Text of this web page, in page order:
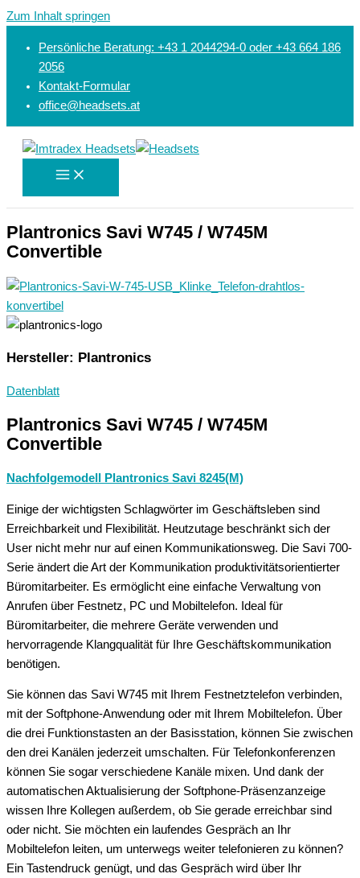
Zum Inhalt springen
Persönliche Beratung: +43 1 2044294-0 oder +43 664 186
2056
Kontakt-Formular
office@headsets.at
Plantronics Savi W745 / W745M
Convertible
Hersteller: Plantronics
Datenblatt
Plantronics Savi W745 / W745M
Convertible
Nachfolgemodell Plantronics Savi 8245(M)
Einige der wichtigsten Schlagwörter im Geschäftsleben sind
Erreichbarkeit und Flexibilität. Heutzutage beschränkt sich der
User nicht mehr nur auf einen Kommunikationsweg. Die Savi 700-
Serie ändert die Art der Kommunikation produktivitätsorientierter
Büromitarbeiter. Es ermöglicht eine einfache Verwaltung von
Anrufen über Festnetz, PC und Mobiltelefon. Ideal für
Büromitarbeiter, die mehrere Geräte verwenden und
hervorragende Klangqualität für Ihre Geschäftskommunikation
benötigen.
Sie können das Savi W745 mit Ihrem Festnetztelefon verbinden,
mit der Softphone-Anwendung oder mit Ihrem Mobiltelefon. Über
die drei Funktionstasten an der Basisstation, können Sie zwischen
den drei Kanälen jederzeit umschalten. Für Telefonkonferenzen
können Sie sogar verschiedene Kanäle mixen. Und dank der
automatischen Aktualisierung der Softphone-Präsenzanzeige
wissen Ihre Kollegen außerdem, ob Sie gerade erreichbar sind
oder nicht. Sie möchten ein laufendes Gespräch an Ihr
Mobiltelefon leiten, um unterwegs weiter telefonieren zu können?
Ein Tastendruck genügt, und das Gespräch wird über Ihr